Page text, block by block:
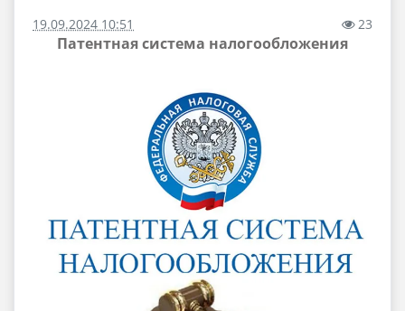
19.09.2024 10:51 23
Патентная система налогообложения